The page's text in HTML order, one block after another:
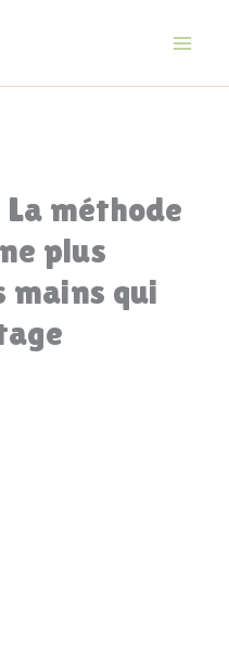
La méthode
plus
mains qui